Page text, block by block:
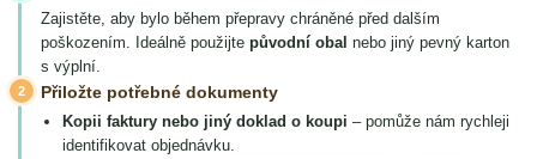
Zajistěte, aby bylo během přepravy chráněné před dalším
poškozením. Ideálně použijte původní obal nebo jiný pevný karton
s výplní.
2 Přiložte potřebné dokumenty
Kopii faktury nebo jiný doklad o koupi – pomůže nám rychleji
identifikovat objednávku.